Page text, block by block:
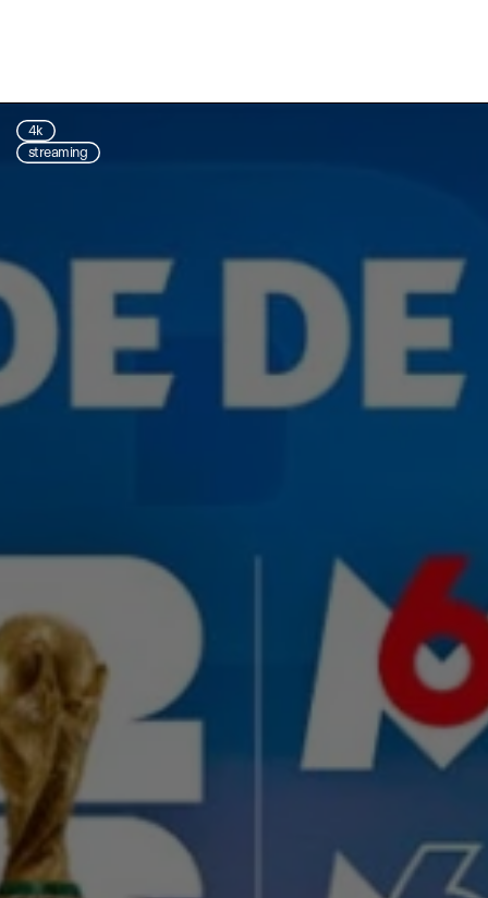
4k
streaming